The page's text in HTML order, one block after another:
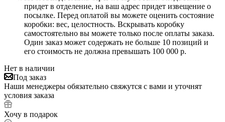
придет в отделение, на ваш адрес придет извещение о
посылке. Перед оплатой вы можете оценить состояние
коробки: вес, целостность. Вскрывать коробку
самостоятельно вы можете только после оплаты заказа.
Один заказ может содержать не больше 10 позиций и
его стоимость не должна превышать 100 000 р.
Нет в наличии
Под заказ
Наши менеджеры обязательно свяжутся с вами и уточнят
условия заказа
Хочу в подарок